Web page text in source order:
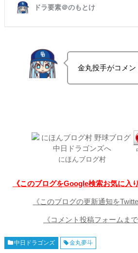
金丸投手がコメン
にほんブログ村
《このブログをGoogle検索お気に入
《このブログの更新通知を
《コメント投稿フォームま
中日ドラゴンズ 金丸夢斗